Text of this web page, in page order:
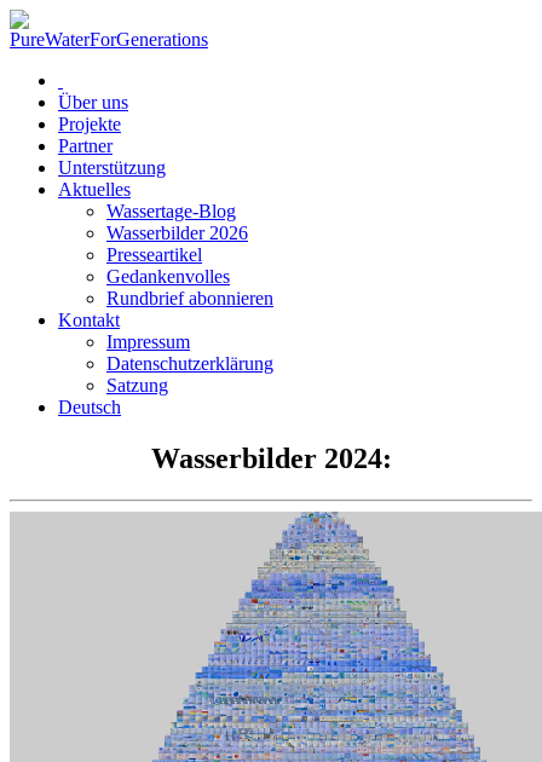
Über uns
Projekte
Partner
Unterstützung
Aktuelles
Wassertage-Blog
Wasserbilder 2026
Presseartikel
Gedankenvolles
Rundbrief abonnieren
Kontakt
Impressum
Datenschutzerklärung
Satzung
Deutsch
Wasserbilder 2024: